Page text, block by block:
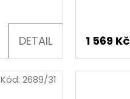
DETAIL 1 569 Kč
Kód: 2689/31